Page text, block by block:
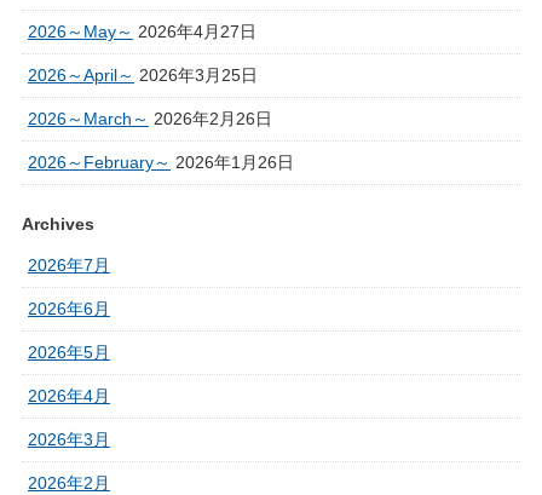
2026～May～ 2026年4月27日
2026～April～ 2026年3月25日
2026～March～ 2026年2月26日
2026～February～ 2026年1月26日
Archives
2026年7月
2026年6月
2026年5月
2026年4月
2026年3月
2026年2月